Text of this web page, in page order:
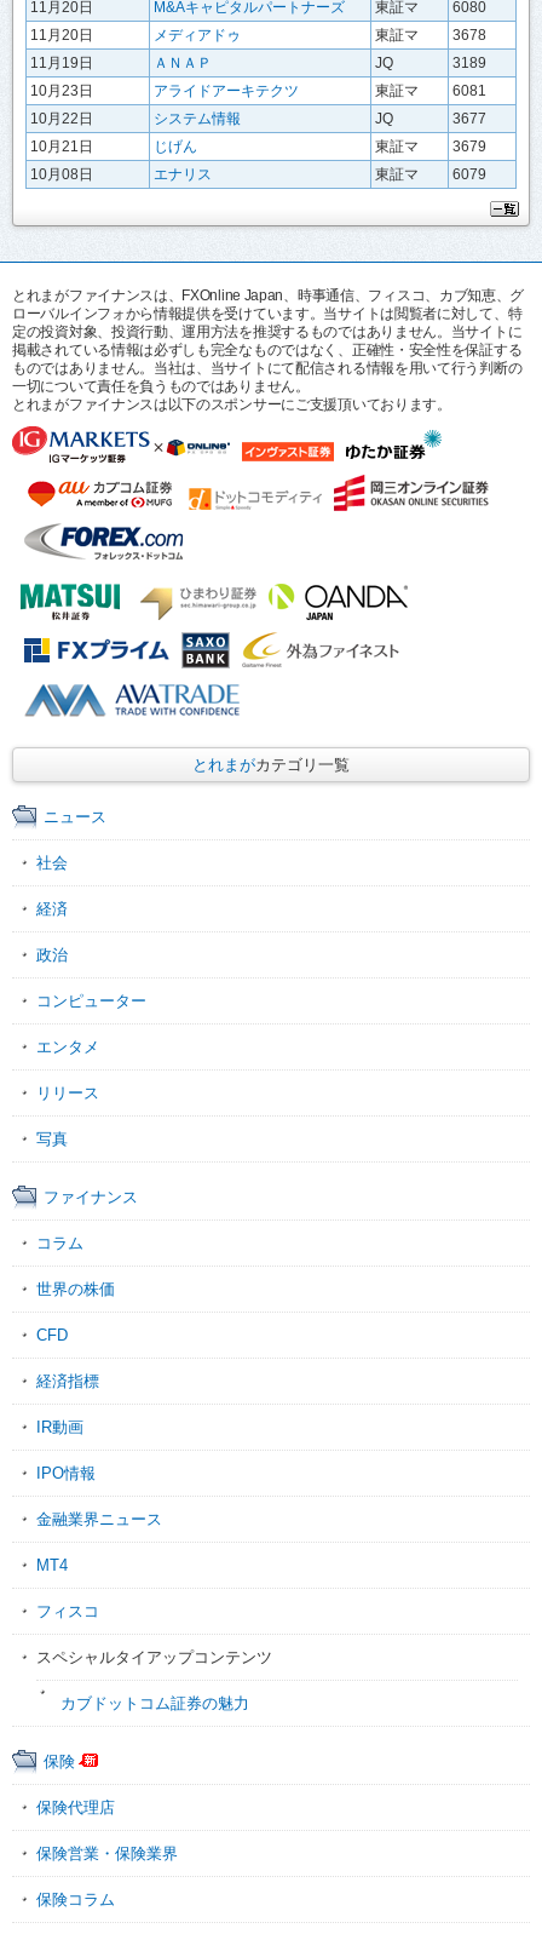
11月20日 M&Aキャピタルパートナーズ 東証マ
6080
11月20日
メディアドゥ 東証マ
3678
11月19日
ＡＮＡＰ JQ
3189
10月23日
アライドアーキテクツ 東証マ
6081
10月22日
システム情報 JQ
3677
10月21日
じげん 東証マ
3679
10月08日
エナリス 東証マ 6079
とれまがファイナンスは、FXOnline Japan、時事通信、フィスコ、カブ知恵、グ
ローバルインフォから情報提供を受けています。当サイトは閲覧者に対して、特
定の投資対象、投資行動、運用方法を推奨するものではありません。当サイトに
掲載されている情報は必ずしも完全なものではなく、正確性・安全性を保証する
ものではありません。当社は、当サイトにて配信される情報を用いて行う判断の
一切について責任を負うものではありません。
とれまがファイナンスは以下のスポンサーにご支援頂いております。
とれまがカテゴリ一覧
ニュース
社会
経済
政治
コンピューター
エンタメ
リリース
写真
ファイナンス
コラム
世界の株価
CFD
経済指標
IR動画
IPO情報
金融業界ニュース
MT4
フィスコ
スペシャルタイアップコンテンツ
カブドットコム証券の魅力
保険
保険代理店
保険営業・保険業界
保険コラム